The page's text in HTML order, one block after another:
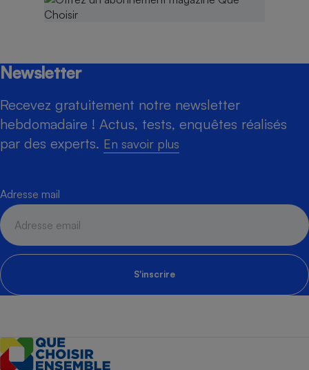
Newsletter
Recevez gratuitement notre newsletter
hebdomadaire ! Actus, tests, enquêtes réalisés
par des experts. En savoir plus
Adresse mail
S'inscrire